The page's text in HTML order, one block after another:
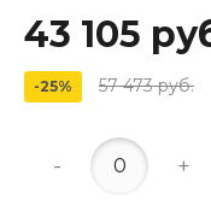
43 105
-25% 57 473 руб.
- +